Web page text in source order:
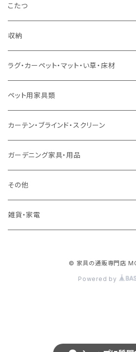
コーナーソファ
ソファセット
スツール・オットマン
ソファ付属品
クッション・座椅子
ワイドダブルサイズ以上（フレームのみ）
シングルサイズ以下（マットレス付）
セミダブルサイズ（マットレス付）
ダブルサイズ（マットレス付）
ダブルサイズ以上（マットレス付）
ロフトベッド
二段ベッド
マットレス
ダイニング5点・6点セット
ダイニング7点セット以上
ダイニングテーブル
カウンターテーブル
リフティングテーブル
サイドテーブル・コーヒーテーブル
デスク
ダイニングチェア
カウンターチェア
キッズチェア
オフィスチェア・ゲーミングチェア
ダイニングベンチ・スツール
こたつ
こたつテーブル
こたつ布団
コタツ・布団セット
収納
本棚・シェルフ
食器棚・収納庫
レンジ台・カウンター
ラック
TVボード
キャビネット・飾り棚
ラグ・カーペット・マット・い草・床材
マット・フロアタイル
ラグ
カーペット
ペット用家具類
カーテン・ブラインド・スクリーン
ガーデニング家具・用品
その他
雑貨・家電
© 家具の通販専門店
Powered by